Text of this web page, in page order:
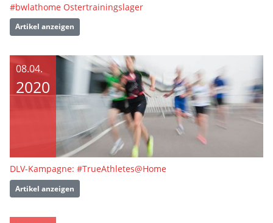
#bwlathome Ostertrainingslager
Artikel anzeigen
08.04.
2020
DLV-Kampagne: #TrueAthletes@Home
Artikel anzeigen